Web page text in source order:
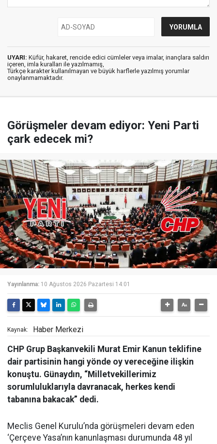
UYARI: Küfür, hakaret, rencide edici cümleler veya imalar, inançlara saldırı
içeren, imla kuralları ile yazılmamış,
Türkçe karakter kullanılmayan ve büyük harflerle yazılmış yorumlar
onaylanmamaktadır.
Görüşmeler devam ediyor: Yeni Parti
çark edecek mi?
Yayınlanma: 10 Ağustos 2026 Pazartesi 14:01
Kaynak: Haber Merkezi
CHP Grup Başkanvekili Murat Emir Kanun teklifine
dair partisinin hangi yönde oy vereceğine ilişkin
konuştu. Günaydın, “Milletvekillerimiz
sorumluluklarıyla davranacak, herkes kendi
tabanına bakacak” dedi.
Meclis Genel Kurulu’nda görüşmeleri devam eden
‘Çerçeve Yasa’nın kanunlaşması durumunda 48 yıl